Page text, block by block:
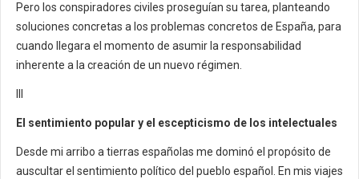
Pero los conspiradores civiles proseguían su tarea, planteando
soluciones concretas a los problemas concretos de España, para
cuando llegara el momento de asumir la responsabilidad
inherente a la creación de un nuevo régimen.
El sentimiento popular y el escepticismo de los intelectuales
Desde mi arribo a tierras españolas me dominó el propósito de
auscultar el sentimiento político del pueblo español. En mis viajes